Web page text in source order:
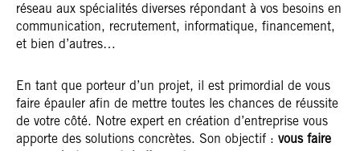
réseau aux spécialités diverses répondant à vos besoins en
communication, recrutement, informatique, financement,
et bien d’autres…
En tant que porteur d’un projet, il est primordial de vous
faire épauler afin de mettre toutes les chances de réussite
de votre côté. Notre expert en création d’entreprise vous
apporte des solutions concrètes. Son objectif : vous faire